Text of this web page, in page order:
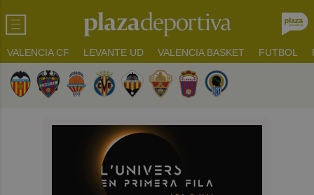
VALENCIA CF LEVANTE UD VALENCIA BASKET FUTBOL